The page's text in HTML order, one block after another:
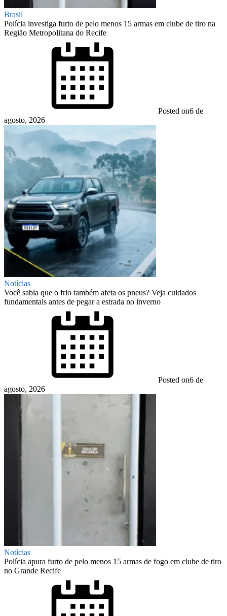
Brasil
Polícia investiga furto de pelo menos 15 armas em clube de tiro na
Região Metropolitana do Recife
Posted on6 de
agosto, 2026
Notícias
Você sabia que o frio também afeta os pneus? Veja cuidados
fundamentais antes de pegar a estrada no inverno
Posted on6 de
agosto, 2026
Notícias
Polícia apura furto de pelo menos 15 armas de fogo em clube de tiro
no Grande Recife